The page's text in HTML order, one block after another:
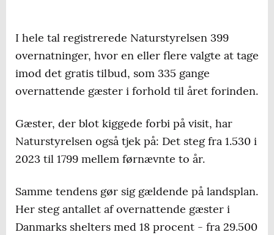
I hele tal registrerede Naturstyrelsen 399
overnatninger, hvor en eller flere valgte at tage
imod det gratis tilbud, som 335 gange
overnattende gæster i forhold til året forinden.
Gæster, der blot kiggede forbi på visit, har
Naturstyrelsen også tjek på: Det steg fra 1.530 i
2023 til 1799 mellem førnævnte to år.
Samme tendens gør sig gældende på landsplan.
Her steg antallet af overnattende gæster i
Danmarks shelters med 18 procent - fra 29.500